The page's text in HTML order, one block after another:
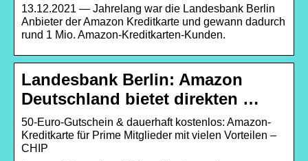
13.12.2021 — Jahrelang war die Landesbank Berlin
Anbieter der Amazon Kreditkarte und gewann dadurch
rund 1 Mio. Amazon-Kreditkarten-Kunden.
Landesbank Berlin: Amazon
Deutschland bietet direkten …
50-Euro-Gutschein & dauerhaft kostenlos: Amazon-
Kreditkarte für Prime Mitglieder mit vielen Vorteilen –
CHIP